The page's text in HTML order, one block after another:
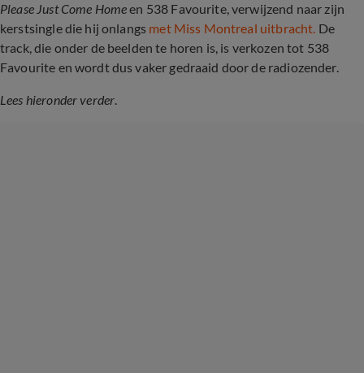
Please Just Come Homeen 538 Favourite, verwijzend naar zijn
kerstsingle die hij onlangs met Miss Montreal uitbracht. De
track, die onder de beelden te horen is, is verkozen tot 538
Favourite en wordt dus vaker gedraaid door de radiozender.
Lees hieronder verder.